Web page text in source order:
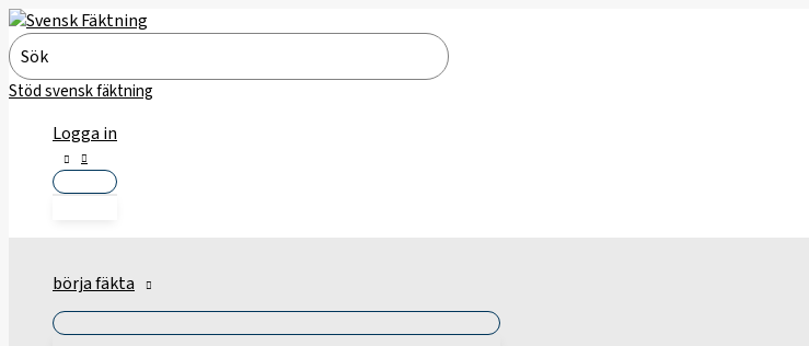
Hoppa
till
innehåll
Search
for:
Stöd svensk fäktning
Logga in
börja fäkta